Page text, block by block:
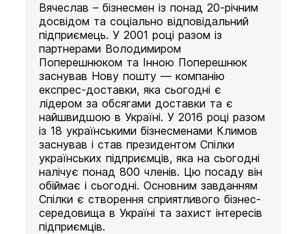
Вячеслав – бізнесмен із понад 20-річним
досвідом та соціально відповідальний
підприємець. У 2001 році разом із
партнерами Володимиром
Поперешнюком та Інною Поперешнюк
заснував Нову пошту — компанію
експрес-доставки, яка сьогодні є
лідером за обсягами доставки та є
найшвидшою в Україні. У 2016 році разом
із 18 українськими бізнесменами Климов
заснував і став президентом Спілки
українських підприємців, яка на сьогодні
налічує понад 800 членів. Цю посаду він
обіймає і сьогодні. Основним завданням
Спілки є створення сприятливого бізнес-
середовища в Україні та захист інтересів
підприємців.